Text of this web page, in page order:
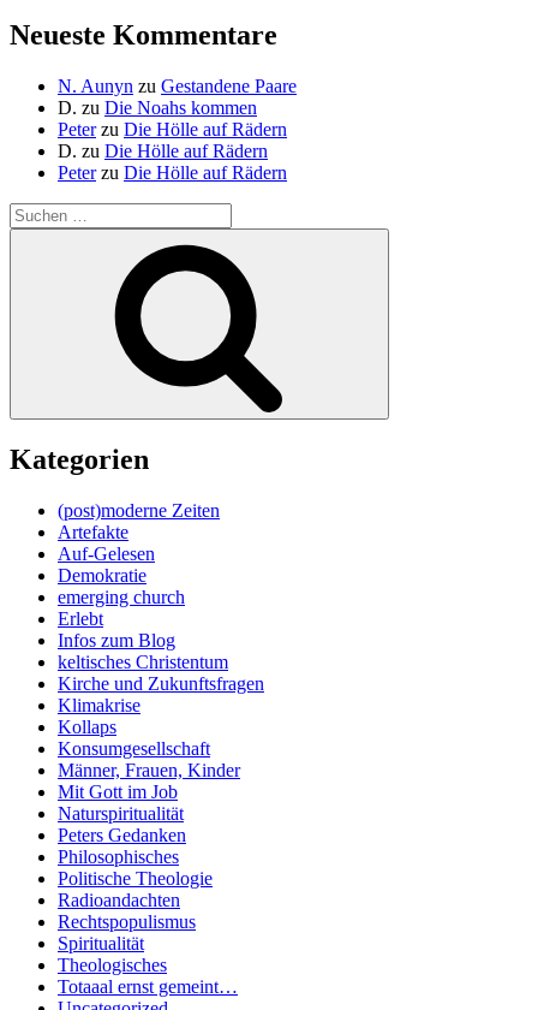
Neueste Kommentare
N. Aunyn zu Gestandene Paare
D. zu Die Noahs kommen
Peterzu Die Hölle auf Rädern
D. zu Die Hölle auf Rädern
Peterzu Die Hölle auf Rädern
Suche
nach:
Kategorien
(post)moderne Zeiten
Artefakte
Auf-Gelesen
Demokratie
emerging church
Erlebt
Infos zum Blog
keltisches Christentum
Kirche und Zukunftsfragen
Klimakrise
Kollaps
Konsumgesellschaft
Männer, Frauen, Kinder
Mit Gott im Job
Naturspiritualität
Peters Gedanken
Philosophisches
Politische Theologie
Radioandachten
Rechtspopulismus
Spiritualität
Theologisches
Totaaal ernst gemeint…